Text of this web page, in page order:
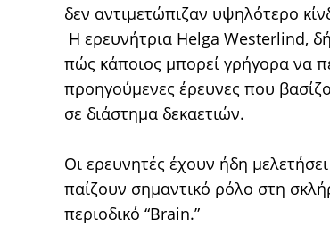
δεν αντιμετώπιζαν υψηλότερο
Η ερευνήτρια Helga Westerlind,
πώς κάποιος μπορεί γρήγορα να
προηγούμενες έρευνες που
σε διάστημα δεκαετιών.
Οι ερευνητές έχουν ήδη
παίζουν σημαντικό ρόλο στη
περιοδικό “Brain.”